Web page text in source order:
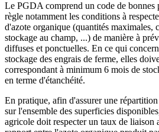
Le PGDA comprend un code de bonnes
règle notamment les conditions à
d'azote organique (quantités maximales,
stockage au champ, ...) de manière à
diffuses et ponctuelles. En ce qui
stockage des engrais de ferme, elles
correspondant à minimum 6 mois de
en terme d'étanchéité.
En pratique, afin d'assurer une
sur l'ensemble des superficies
agricole doit respecter un taux de liaison